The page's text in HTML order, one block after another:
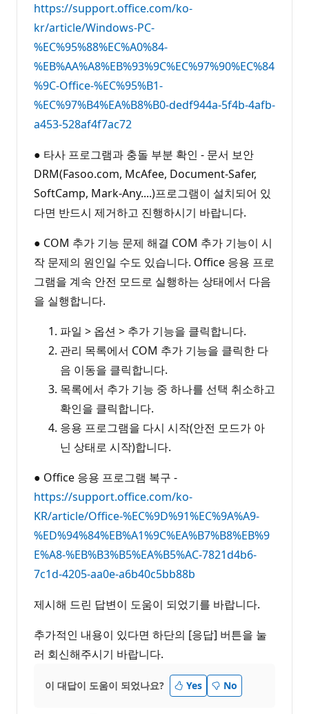
https://support.office.com/ko-
kr/article/Windows-PC-
%EC%95%88%EC%A0%84-
%EB%AA%A8%EB%93%9C%EC%97%90%EC%84
%9C-Office-%EC%95%B1-
%EC%97%B4%EA%B8%B0-dedf944a-5f4b-4afb-
a453-528af4f7ac72
● 타사 프로그램과 충돌 부분 확인 - 문서 보안
DRM(Fasoo.com, McAfee, Document-Safer,
SoftCamp, Mark-Any....)프로그램이 설치되어 있
다면 반드시 제거하고 진행하시기 바랍니다.
● COM 추가 기능 문제 해결 COM 추가 기능이 시
작 문제의 원인일 수도 있습니다. Office 응용 프로
그램을 계속 안전 모드로 실행하는 상태에서 다음
을 실행합니다.
파일 > 옵션 > 추가 기능을 클릭합니다.
관리 목록에서 COM 추가 기능을 클릭한 다
음 이동을 클릭합니다.
목록에서 추가 기능 중 하나를 선택 취소하고
확인을 클릭합니다.
응용 프로그램을 다시 시작(안전 모드가 아
닌 상태로 시작)합니다.
● Office 응용 프로그램 복구 -
https://support.office.com/ko-
KR/article/Office-%EC%9D%91%EC%9A%A9-
%ED%94%84%EB%A1%9C%EA%B7%B8%EB%9
E%A8-%EB%B3%B5%EA%B5%AC-7821d4b6-
7c1d-4205-aa0e-a6b40c5bb88b
제시해 드린 답변이 도움이 되었기를 바랍니다.
추가적인 내용이 있다면 하단의 [응답] 버튼을 눌
러 회신해주시기 바랍니다.
이 대답이 도움이 되었나요? Yes No